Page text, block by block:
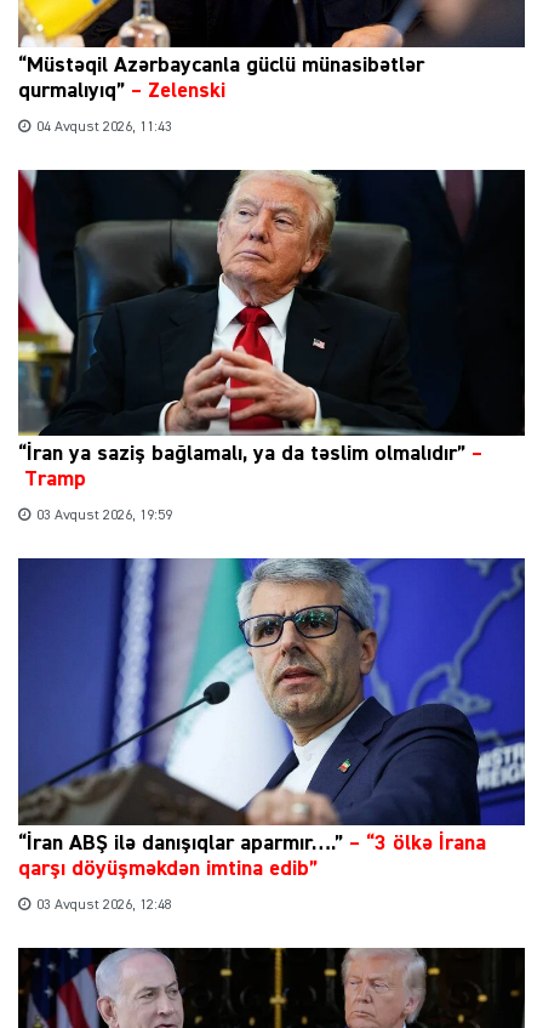
“Müstəqil Azərbaycanla güclü münasibətlər
qurmalıyıq” – Zelenski
04 Avqust 2026, 11:43
“İran ya saziş bağlamalı, ya da təslim olmalıdır” –
Tramp
03 Avqust 2026, 19:59
“İran ABŞ ilə danışıqlar aparmır….” – “3 ölkə İrana
qarşı döyüşməkdən imtina edib”
03 Avqust 2026, 12:48